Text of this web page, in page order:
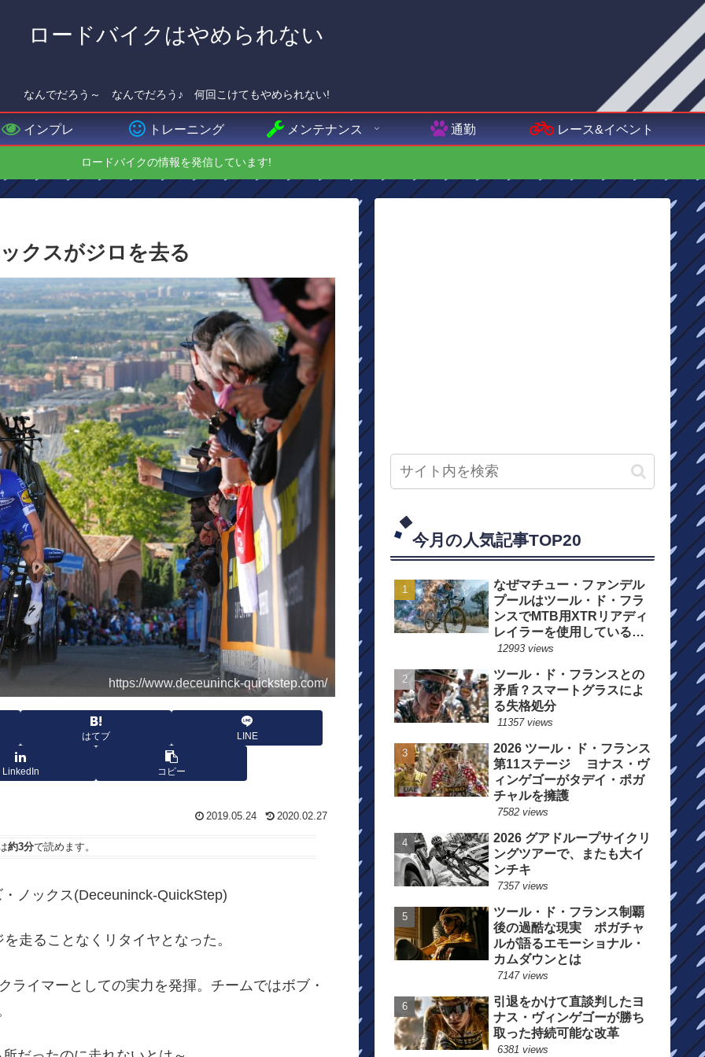
ロードバイクはやめられない
なんでだろう～ なんでだろう♪ 何回こけてもやめられない!
インプレ トレーニング メンテナンス 通勤 レース&イベント
ロードバイクの情報を発信しています!
クスがジロを去る
https://www.deceuninck-quickstep.com/
はてブ LINE
LinkedIn コピー
2019.05.24 2020.02.27
約3分で読めます。
ノックス(Deceuninck-QuickStep)
走ることなくリタイヤとなった。
イマーとしての実力を発揮。チームではボブ・
今月の人気記事TOP20
なぜマチュー・ファンデル
プールはツール・ド・フラ
ンスでMTB用XTRリアディ
レイラーを使用しているの
か？
12993 views
ツール・ド・フランスとの
矛盾？スマートグラスによ
る失格処分
11357 views
2026 ツール・ド・フランス
第11ステージ ヨナス・ヴ
ィンゲゴーがタデイ・ポガ
チャルを擁護
7582 views
2026 グアドループサイクリ
ングツアーで、またも大イ
ンチキ
7357 views
ツール・ド・フランス制覇
後の過酷な現実 ポガチャ
ルが語るエモーショナル・
カムダウンとは
7147 views
引退をかけて直談判したヨ
ナス・ヴィンゲゴーが勝ち
取った持続可能な改革
6381 views